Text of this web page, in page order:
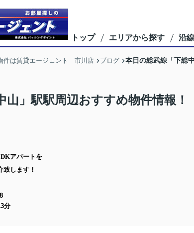
トップ エリアから探す 沿
件は賃貸エージェント 市川店 ブログ 本日の総武線「下総
山」駅駅周辺おすすめ物件情報
アパート を
致します！
分